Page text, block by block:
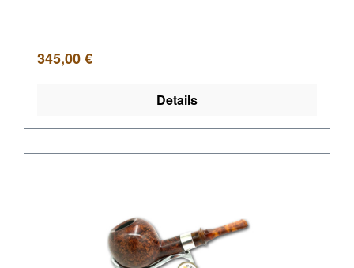
Regulärer Preis:
345,00 €
Details